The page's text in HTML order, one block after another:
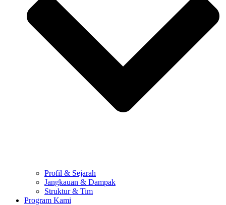
Profil & Sejarah
Jangkauan & Dampak
Struktur & Tim
Program Kami